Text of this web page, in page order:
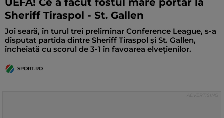
UEFA! Ce a făcut fostul mare portar la
Sheriff Tiraspol - St. Gallen
Joi seară, în turul trei preliminar Conference League, s-a
disputat partida dintre Sheriff Tiraspol și St. Gallen,
încheiată cu scorul de 3-1 în favoarea elvețienilor.
SPORT.RO